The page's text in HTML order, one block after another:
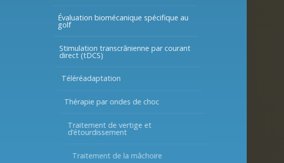
Évaluation biomécanique spécifique au
golf
Stimulation transcrânienne par courant
direct (tDCS)
Téléréadaptation
Thérapie par ondes de choc
Traitement de vertige et
d’étourdissement
Traitement de la mâchoire